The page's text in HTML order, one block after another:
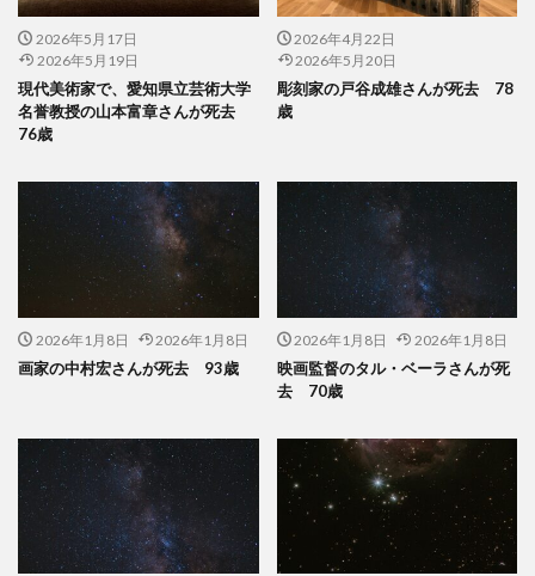
2026年5月17日
2026年5月19日
現代美術家で、愛知県立芸術大学
名誉教授の山本富章さんが死去
76歳
2026年4月22日
2026年5月20日
彫刻家の戸谷成雄さんが死去 78
歳
2026年1月8日 2026年1月8日
画家の中村宏さんが死去 93歳
2026年1月8日 2026年1月8日
映画監督のタル・ベーラさんが死
去 70歳